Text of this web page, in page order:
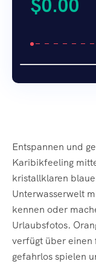
Entspannen und
Karibikfeeling
kristallklaren
Unterwasserwelt
kennen oder
Urlaubsfotos.
verfügt über einen
gefahrlos spielen
$0.00